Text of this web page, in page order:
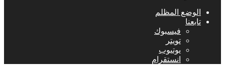
الوضع المظلم
تابعنا
فيسبوك
تويتر
يوتيوب
انستقرام